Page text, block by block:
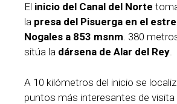
El inicio del Canal del Norte
la presa del Pisuerga en el
Nogales a 853 msnm. 380
sitúa la dársena de Alar del Rey.
A 10 kilómetros del inicio se
puntos más interesantes de